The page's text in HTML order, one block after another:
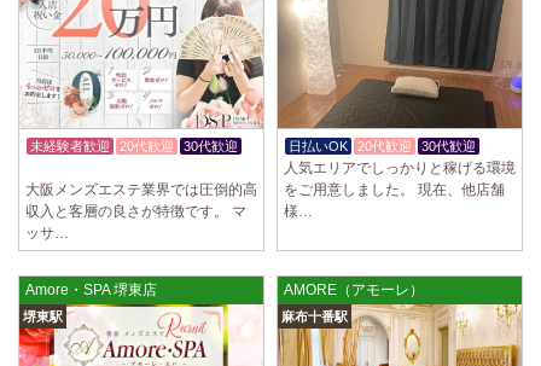
未経験者歓迎 20代歓迎
30代歓迎
大阪メンズエステ業界では圧倒的高
収入と客層の良さが特徴です。 マ
ッサ…
日払いOK 20代歓迎 30代歓迎
人気エリアでしっかりと稼げる環境
をご用意しました。 現在、他店舗
様…
Amore・SPA 堺東店
堺東駅
AMORE（アモーレ）
麻布十番駅